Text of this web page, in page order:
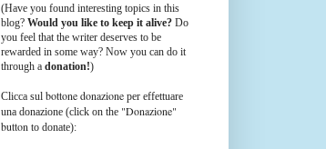
(Have you found interesting topics in this
blog? Would you like to keep it alive? Do
you feel that the writer deserves to be
rewarded in some way? Now you can do it
through a donation!)
Clicca sul bottone donazione per effettuare
una donazione (click on the "Donazione"
button to donate):